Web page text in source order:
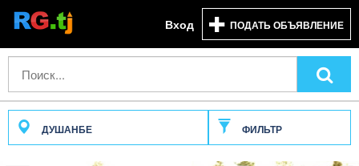
Вход ПОДАТЬ ОБЪЯВЛЕНИЕ
ДУШАНБЕ ФИЛЬТР